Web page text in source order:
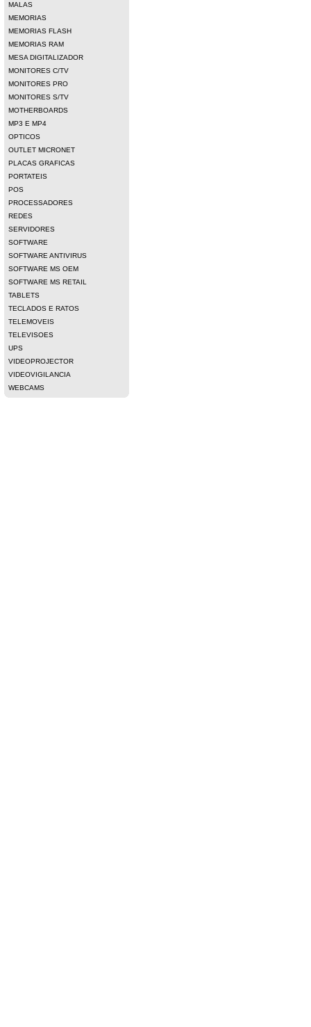
MALAS
MEMORIAS
MEMORIAS FLASH
MEMORIAS RAM
MESA DIGITALIZADOR
MONITORES C/TV
MONITORES PRO
MONITORES S/TV
MOTHERBOARDS
MP3 E MP4
OPTICOS
OUTLET MICRONET
PLACAS GRAFICAS
PORTATEIS
POS
PROCESSADORES
REDES
SERVIDORES
SOFTWARE
SOFTWARE ANTIVIRUS
SOFTWARE MS OEM
SOFTWARE MS RETAIL
TABLETS
TECLADOS E RATOS
TELEMOVEIS
TELEVISOES
UPS
VIDEOPROJECTOR
VIDEOVIGILANCIA
WEBCAMS